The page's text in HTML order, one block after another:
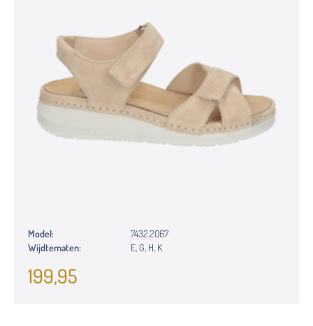
Model:
7432.2067
Wijdtematen:
E, G, H, K
199,95